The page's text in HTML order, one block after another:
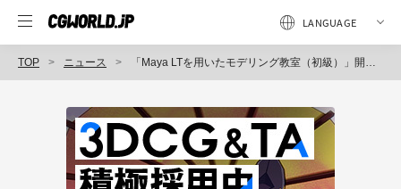
TOP ニュース 「Maya LTを用いたモデリング教室（初級）」開催（ボーンデジタル）